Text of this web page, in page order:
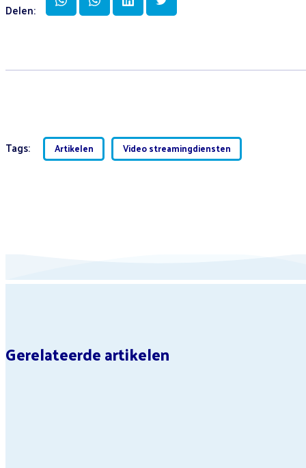
Delen:
Tags: Artikelen Video streamingdiensten
Gerelateerde artikelen